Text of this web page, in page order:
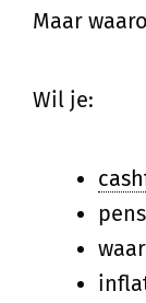
Maar
Wil je: